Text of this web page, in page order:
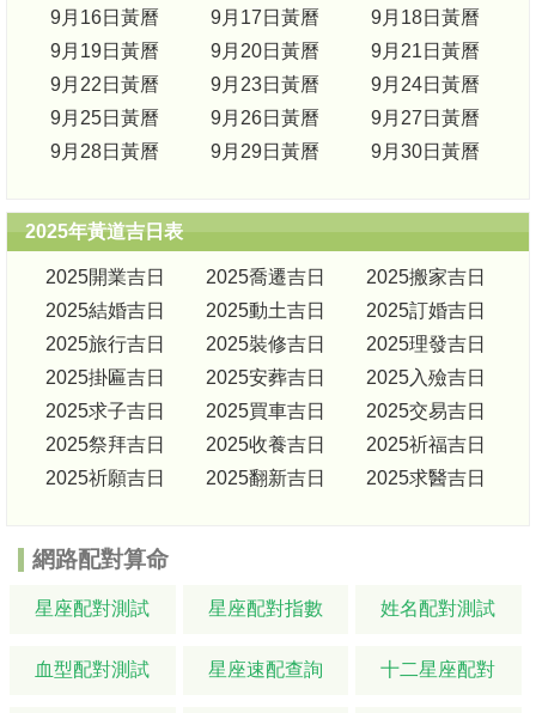
9月16日黃曆
9月17日黃曆
9月18日黃曆
9月19日黃曆
9月20日黃曆
9月21日黃曆
9月22日黃曆
9月23日黃曆
9月24日黃曆
9月25日黃曆
9月26日黃曆
9月27日黃曆
9月28日黃曆
9月29日黃曆 9月30日黃曆
2025年黃道吉日表
2025開業吉日 2025喬遷吉日
2025搬家吉日
2025結婚吉日
2025動土吉日
2025訂婚吉日
2025旅行吉日
2025裝修吉日
2025理發吉日
2025掛匾吉日
2025安葬吉日
2025入殮吉日
2025求子吉日
2025買車吉日
2025交易吉日
2025祭拜吉日
2025收養吉日
2025祈福吉日
2025祈願吉日
2025翻新吉日 2025求醫吉日
網路配對算命
星座配對測試 星座配對指數 姓名配對測試
血型配對測試 星座速配查詢 十二星座配對